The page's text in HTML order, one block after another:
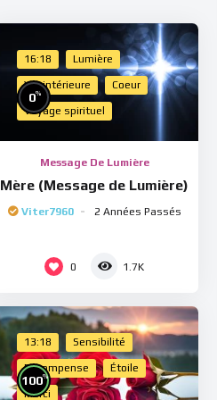
16:18 Lumière
Vie intérieure Coeur
Voyage spirituel
0%
Message De Lumière
Mère (Message de Lumière)
Viter7960 2 Années Passés
0 1.7K
13:18 Sensibilité
Récompense Étoile
Merci
100%